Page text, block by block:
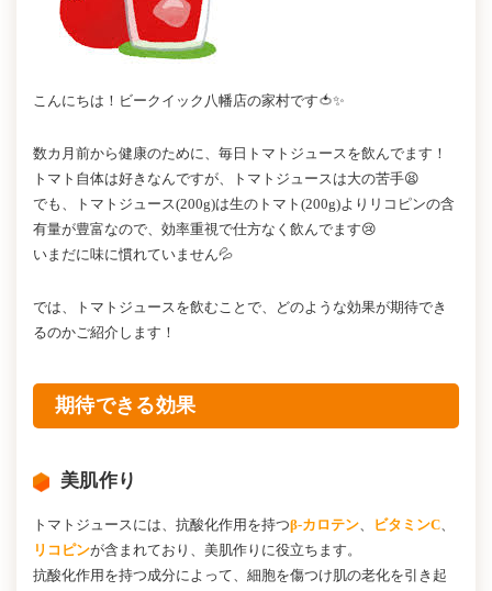
こんにちは！ビークイック八幡店の家村です🍅✨
数カ月前から健康のために、毎日トマトジュースを飲んでます！
トマト自体は好きなんですが、トマトジュースは大の苦手😫
でも、トマトジュース(200g)は生のトマト(200g)よりリコピンの含
有量が豊富なので、効率重視で仕方なく飲んでます😢
いまだに味に慣れていません💦
では、トマトジュースを飲むことで、どのような効果が期待でき
るのかご紹介します！
期待できる効果
美肌作り
トマトジュースには、抗酸化作用を持つβ-カロテン、 ビタミンC、
リコピンが含まれており、美肌作りに役立ちます。
抗酸化作用を持つ成分によって、細胞を傷つけ肌の老化を引き起